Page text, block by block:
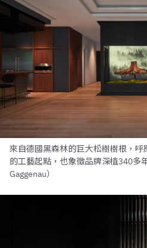
來自德國黑森林的巨大松樹樹根，呼
的工藝起點，也象徵品牌深植340多
Gaggenau）